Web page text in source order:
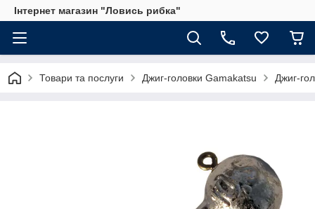
Інтернет магазин "Ловись рибка"
Товари та послуги Джиг-головки Gamakatsu Джиг-